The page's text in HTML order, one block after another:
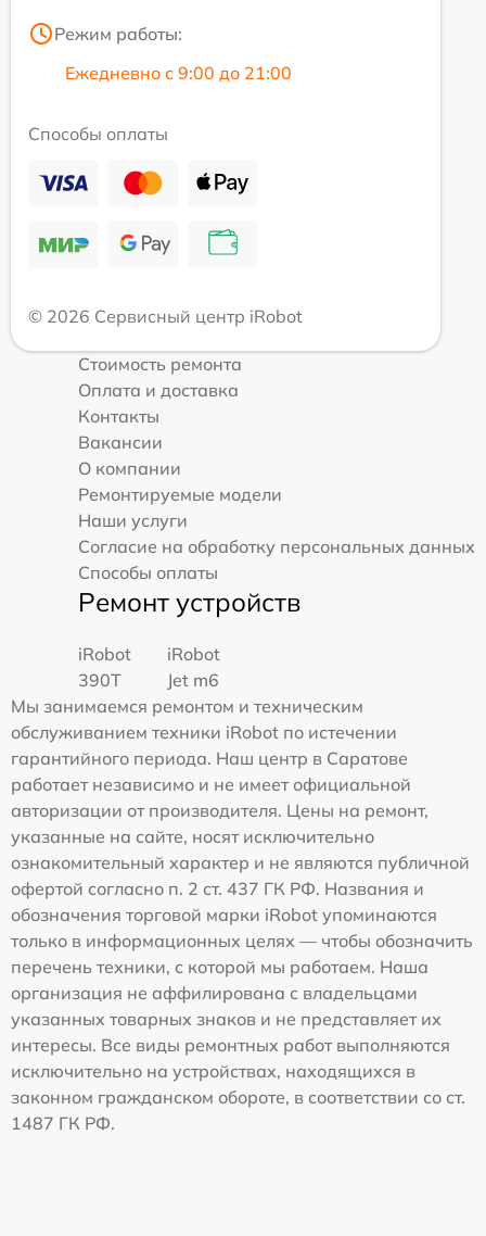
Режим работы:
Ежедневно с 9:00 до 21:00
Способы оплаты
© 2026 Сервисный центр iRobot
Стоимость ремонта
Оплата и доставка
Контакты
Вакансии
О компании
Ремонтируемые модели
Наши услуги
Согласие на обработку персональных данных
Способы оплаты
Ремонт устройств
iRobot
390T
iRobot
Jet m6
Мы занимаемся ремонтом и техническим
обслуживанием техники iRobot по истечении
гарантийного периода. Наш центр в Саратове
работает независимо и не имеет официальной
авторизации от производителя. Цены на ремонт,
указанные на сайте, носят исключительно
ознакомительный характер и не являются публичной
офертой согласно п. 2 ст. 437 ГК РФ. Названия и
обозначения торговой марки iRobot упоминаются
только в информационных целях — чтобы обозначить
перечень техники, с которой мы работаем. Наша
организация не аффилирована с владельцами
указанных товарных знаков и не представляет их
интересы. Все виды ремонтных работ выполняются
исключительно на устройствах, находящихся в
законном гражданском обороте, в соответствии со ст.
1487 ГК РФ.